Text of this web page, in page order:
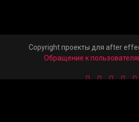
Copyright проекты для after
Обращение к